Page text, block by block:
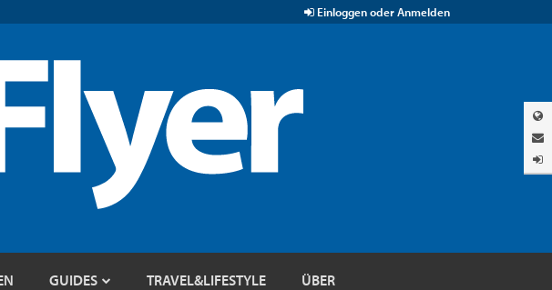
Einloggen oder Anmelden
GUIDES TRAVEL&LIFESTYLE ÜBER